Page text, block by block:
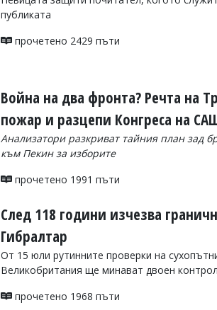
публиката
прочетено 2429 пъти
Война на два фронта? Речта на
пожар и разцепи Конгреса на
Анализатори разкриват тайния план зад
към Пекин за изборите
прочетено 1991 пъти
След 118 години изчезва
Гибралтар
От 15 юли рутинните проверки на
Великобритания ще минават двоен
прочетено 1968 пъти